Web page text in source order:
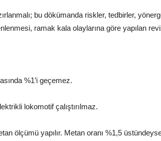
bu dökümanda riskler, tedbirler,
ramak kala olaylarına göre yapılan
%1’i geçemez.
lokomotif çalıştırılmaz.
ölçümü yapılır. Metan oranı %1,5